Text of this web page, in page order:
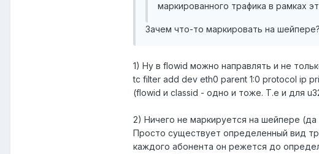
маркированного трафика в рамках
Зачем что-то маркировать на шейпере?
1) Ну в flowid можно направлять и не
tc filter add dev eth0 parent 1:0 protocol ip
(flowid и classid - одно и тоже. Т.е и для
2) Ничего не маркируется на шейпере
Просто существует определенный вид
каждого абонента он режется до